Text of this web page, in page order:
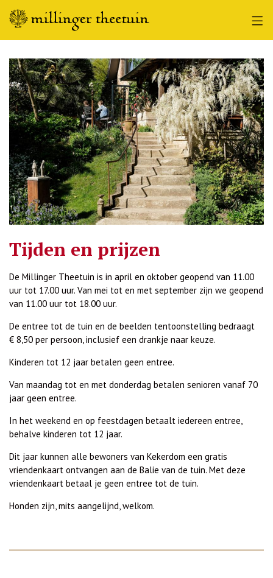
Tijden en prijzen
De Millinger Theetuin is in april en oktober geopend van 11.00
uur tot 17.00 uur. Van mei tot en met september zijn we geopend
van 11.00 uur tot 18.00 uur.
De entree tot de tuin en de beelden tentoonstelling bedraagt
€ 8,50 per persoon, inclusief een drankje naar keuze.
Kinderen tot 12 jaar betalen geen entree.
Van maandag tot en met donderdag betalen senioren vanaf 70
jaar geen entree.
In het weekend en op feestdagen betaalt iedereen entree,
behalve kinderen tot 12 jaar.
Dit jaar kunnen alle bewoners van Kekerdom een gratis
vriendenkaart ontvangen aan de Balie van de tuin. Met deze
vriendenkaart betaal je geen entree tot de tuin.
Honden zijn, mits aangelijnd, welkom.